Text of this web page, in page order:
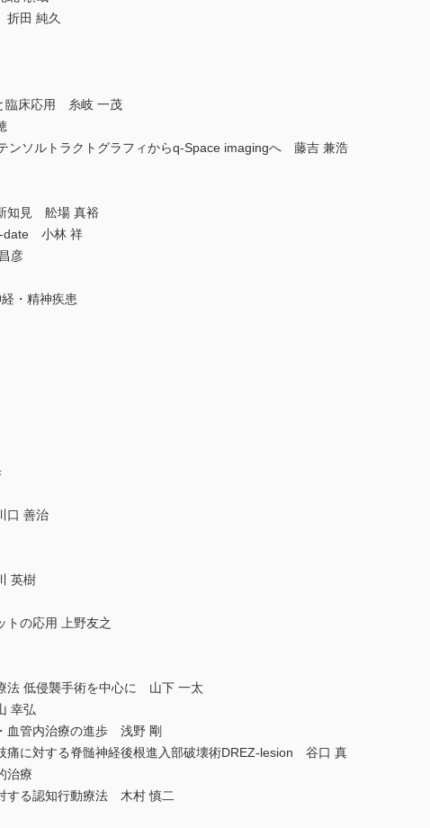
折田 純久
臨床応用 糸岐 一茂
ンソルトラクトグラフィからq-Space imagingへ 藤吉 兼浩
知見 舩場 真裕
date 小林 祥
彦
・精神疾患
口 善治
英樹
トの応用 上野友之
法 低侵襲手術を中心に 山下 一太
幸弘
血管内治療の進歩 浅野 剛
痛に対する脊髄神経後根進入部破壊術DREZ-lesion 谷口 真
治療
する認知行動療法 木村 慎二